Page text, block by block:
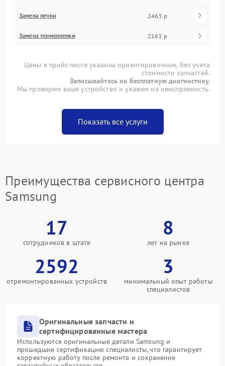
Замена печки 2465 р
Замена термопленки 2165 р
Цены в прайс-листе указаны ориентировочные, без учета
стоимости запчастей.
Записывайтесь на бесплатную диагностику.
Мы проверим ваше устройство и укажем на неисправность.
Показать все услуги
Преимущества сервисного центра
Samsung
17
сотрудников в штате
8
лет на рынке
2592
отремонтированных устройств
3
минимальный опыт работы
специалистов
Оригинальные запчасти и
сертифицированные мастера
Используются оригинальные детали Samsung и
прошедшие сертификацию специалисты, что гарантирует
корректную работу после ремонта и сохранение